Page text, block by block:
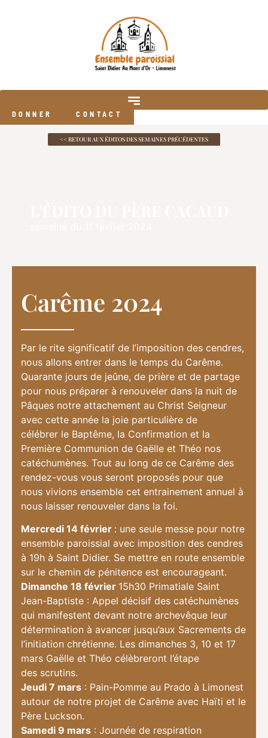
DONNER CONTACT
<< RETOUR AUX ÉDITOS DES SEMAINES PRÉCÉDENTES
Carême 2024
Par le rite significatif de l’imposition des cendres,
nous allons entrer dans le temps du Carême.
Quarante jours de jeûne, de prière et de partage
pour nous préparer à renouveler dans la nuit de
Pâques notre attachement au Christ Seigneur
avec cette année la joie particulière de
célébrer le Baptême, la Confirmation et la
Première Communion de Gaëlle et Théo nos
catéchumènes. Tout au long de ce Carême des
rendez-vous vous seront proposés pour que
nous vivions ensemble cet entrainement annuel à
nous laisser renouveler dans la foi.
Mercredi 14 février : une seule messe pour notre
ensemble paroissial avec imposition des cendres
à 19h à Saint Didier. Se mettre en route ensemble
sur le chemin de pénitence est encourageant.
Dimanche 18 février 15h30 Primatiale Saint
Jean-Baptiste : Appel décisif des catéchumènes
qui manifestent devant notre archevêque leur
détermination à avancer jusqu’aux Sacrements de
l’initiation chrétienne. Les dimanches 3, 10 et 17
mars Gaëlle et Théo célèbreront l’étape
des scrutins.
Jeudi 7 mars : Pain-Pomme au Prado à Limonest
autour de notre projet de Carême avec Haïti et le
Père Luckson.
Samedi 9 mars : Journée de respiration